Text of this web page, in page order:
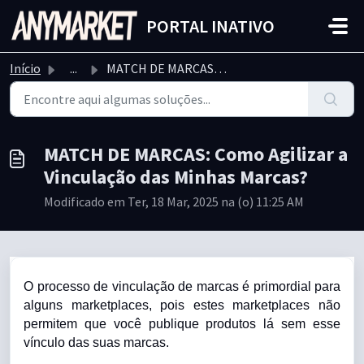
Ir para o conteúdo principal
PORTAL INATIVO
Início ... MATCH DE MARCAS: Como Agilizar a Vinculação das Minhas Ma...
MATCH DE MARCAS: Como Agilizar a
Vinculação das Minhas Marcas?
Modificado em Ter, 18 Mar, 2025 na (o) 11:25 AM
O processo de vinculação de marcas é primordial para
alguns marketplaces, pois estes marketplaces não
permitem que você publique produtos lá sem esse
vínculo das suas marcas.